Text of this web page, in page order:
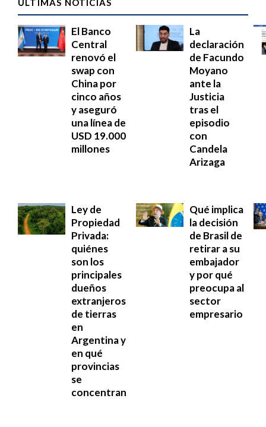
El Banco
Central
renovó el
swap con
China por
cinco años
y aseguró
una línea de
USD 19.000
millones
La
declaración
de Facundo
Moyano
ante la
Justicia
tras el
episodio
con
Candela
Arizaga
Ley de
Propiedad
Privada:
quiénes
son los
principales
dueños
extranjeros
de tierras
en
Argentina y
en qué
provincias
se
concentran
Qué implica
la decisión
de Brasil de
retirar a su
embajador
y por qué
preocupa al
sector
empresario